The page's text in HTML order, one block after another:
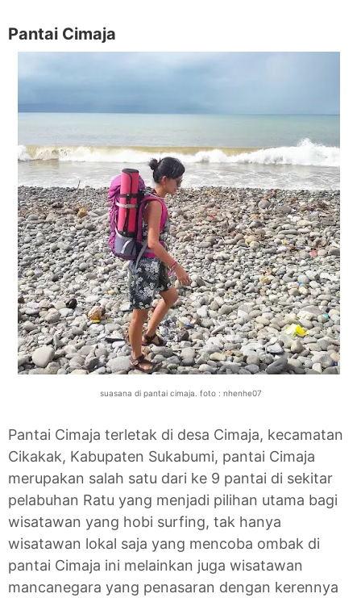
Pantai Cimaja
suasana di pantai cimaja. foto : nhenhe07
Pantai Cimaja terletak di desa Cimaja, kecamatan
Cikakak, Kabupaten Sukabumi, pantai Cimaja
merupakan salah satu dari ke 9 pantai di sekitar
pelabuhan Ratu yang menjadi pilihan utama bagi
wisatawan yang hobi surfing, tak hanya
wisatawan lokal saja yang mencoba ombak di
pantai Cimaja ini melainkan juga wisatawan
mancanegara yang penasaran dengan kerennya